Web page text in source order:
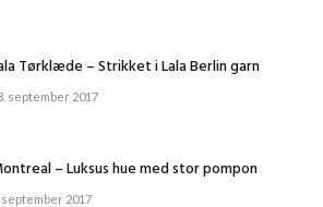
Tørklæde – Strikket i Lala Berlin garn
september 2017
– Luksus hue med stor pompon
september 2017